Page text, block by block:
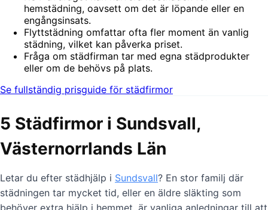
hemstädning, oavsett om det är löpande eller en
engångsinsats.
Flyttstädning omfattar ofta fler moment än vanlig
städning, vilket kan påverka priset.
Fråga om städfirman tar med egna städprodukter
eller om de behövs på plats.
Se fullständig prisguide för städfirmor
5 Städfirmor i Sundsvall,
Västernorrlands Län
Letar du efter städhjälp i Sundsvall? En stor familj där
städningen tar mycket tid, eller en äldre släkting som
behöver extra hjälp i hemmet, är vanliga anledningar till att